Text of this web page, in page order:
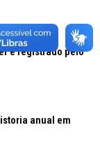
para
é registrado pelo
anual em